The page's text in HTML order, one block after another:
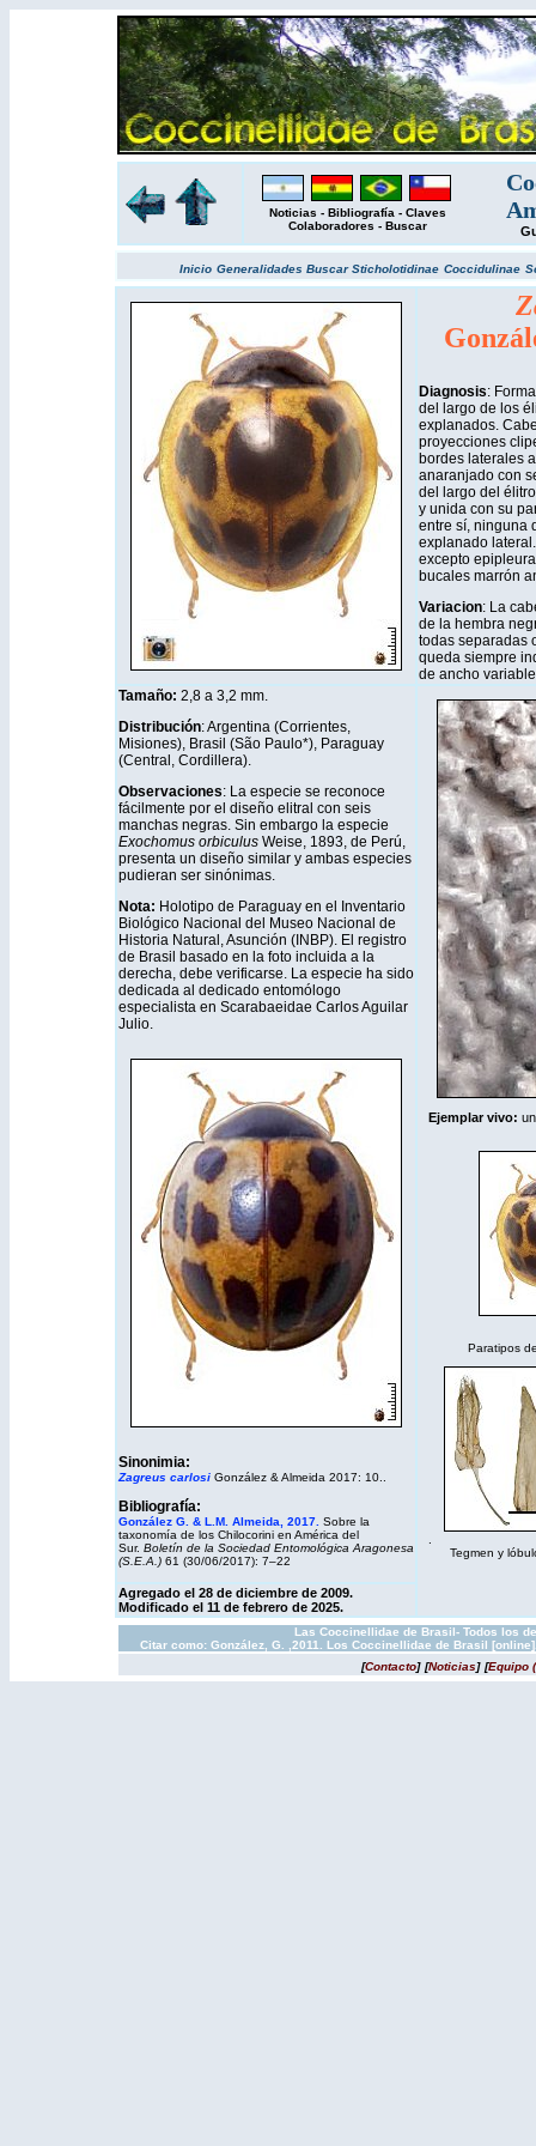
Noticias - Bibliografía - Claves
Colaboradores - Buscar
Inicio Generalidades BuscarSticholotidinae Coccidulinae
Diagnosis:
del largo de los
explanados.
proyecciones
bordes laterales
anaranjado con
del largo del
y unida con su
entre sí, ninguna
explanado
excepto
bucales marrón
Variacion: La
de la hembra
todas separadas
queda siempre
de ancho
Tamaño: 2,8 a 3,2 mm.
Distribución: Argentina (Corrientes,
Misiones), Brasil (São Paulo*), Paraguay
(Central, Cordillera).
Observaciones: La especie se reconoce
fácilmente por el diseño elitral con seis
manchas negras. Sin embargo la especie
Exochomus orbiculus Weise, 1893, de Perú,
presenta un diseño similar y ambas especies
pudieran ser sinónimas.
Nota: Holotipo de Paraguay en el Inventario
Biológico Nacional del Museo Nacional de
Historia Natural, Asunción (INBP). El registro
de Brasil basado en la foto incluida a la
derecha, debe verificarse. La especie ha sido
dedicada al dedicado entomólogo
especialista en Scarabaeidae Carlos Aguilar
Julio.
Sinonimia:
Zagreus carlosi González & Almeida 2017: 10..
Bibliografía:
González G. & L.M. Almeida, 2017. Sobre la
taxonomía de los Chilocorini en América del
Sur. Boletín de la Sociedad Entomológica Aragonesa
(S.E.A.) 61 (30/06/2017): 7–22
Ejemplar vivo:
Paratipos
Tegmen y
Agregado el 28 de diciembre de 2009.
Modificado el 11 de febrero de 2025.
Las Coccinellidae de Brasil- Todos los
Citar como: González, G. ,2011. Los Coccinellidae de Brasil
[Contacto] [Noticias] [Equipo